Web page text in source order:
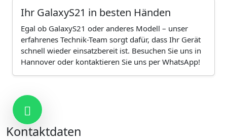
Ihr GalaxyS21 in besten Händen
Egal ob GalaxyS21 oder anderes Modell – unser
erfahrenes Technik-Team sorgt dafür, dass Ihr Gerät
schnell wieder einsatzbereit ist. Besuchen Sie uns in
Hannover oder kontaktieren Sie uns per WhatsApp!
Kontakt
Kontaktdaten